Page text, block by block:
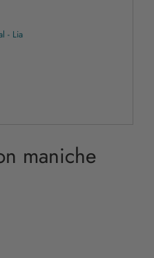
- Lia
maniche